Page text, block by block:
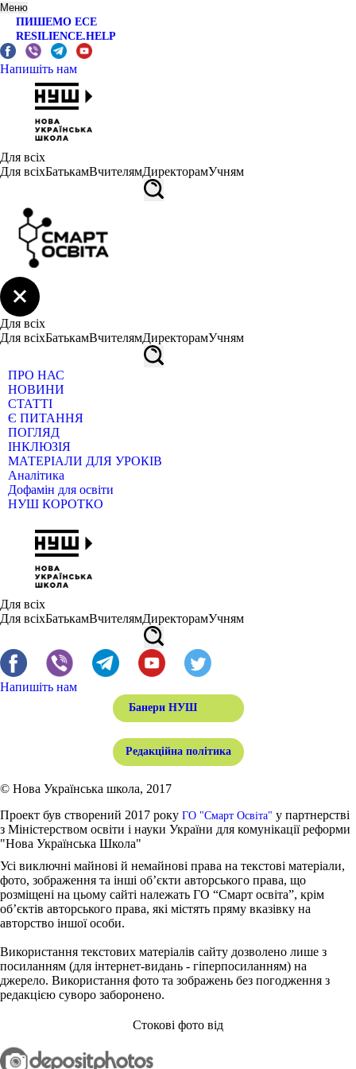
Меню
ПИШЕМО ЕСЕ
RESILIENCE.HELP
Напишіть нам
Для всіх
Для всіхБатькамВчителямДиректорамУчням
Для всіх
Для всіхБатькамВчителямДиректорамУчням
ПРО НАС
НОВИНИ
СТАТТІ
Є ПИТАННЯ
ПОГЛЯД
ІНКЛЮЗІЯ
МАТЕРІАЛИ ДЛЯ УРОКІВ
Аналітика
Дофамін для освіти
НУШ КОРОТКО
Для всіх
Для всіхБатькамВчителямДиректорамУчням
Напишіть нам
Банери НУШ
Редакційна політика
© Нова Українська школа, 2017
Проект був створений 2017 року ГО "Смарт Освіта" у партнерстві
з Міністерством освіти і науки України для комунікації реформи
"Нова Українська Школа"
Усі виключні майнові й немайнові права на текстові матеріали,
фото, зображення та інші об’єкти авторського права, що
розміщені на цьому сайті належать ГО “Смарт освіта”, крім
об’єктів авторського права, які містять пряму вказівку на
авторство іншої особи.
Використання текстових матеріалів сайту дозволено лише з
посиланням (для інтернет-видань - гіперпосиланням) на
джерело. Використання фото та зображень без погодження з
редакцією суворо заборонено.
Стокові фото від